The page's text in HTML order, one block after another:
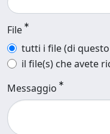
File
tutti i file (di
il file(s) che avete
Messaggio